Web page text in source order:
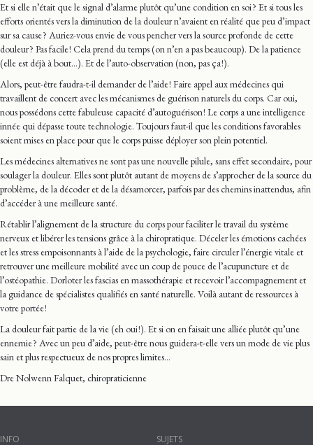
Et si elle n’était que le signal d’alarme plutôt qu’une condition en soi ? Et si tous les
efforts orientés vers la diminution de la douleur n’avaient en réalité que peu d’impact
sur sa cause ? Auriez-vous envie de vous pencher vers la source profonde de cette
douleur ? Pas facile ! Cela prend du temps (on n’en a pas beaucoup). De la patience
(elle est déjà à bout…). Et de l’auto-observation (non, pas ça !).
Alors, peut-être faudra-t-il demander de l’aide ! Faire appel aux médecines qui
travaillent de concert avec les mécanismes de guérison naturels du corps. Car oui,
nous possédons cette fabuleuse capacité d’autoguérison ! Le corps a une intelligence
innée qui dépasse toute technologie. Toujours faut-il que les conditions favorables
soient mises en place pour que le corps puisse déployer son plein potentiel.
Les médecines alternatives ne sont pas une nouvelle pilule, sans effet secondaire, pour
soulager la douleur. Elles sont plutôt autant de moyens de s’approcher de la source du
problème, de la décoder et de la désamorcer, parfois par des chemins inattendus, afin
d’accéder à une meilleure santé.
Rétablir l’alignement de la structure du corps pour faciliter le travail du système
nerveux et libérer les tensions grâce à la chiropratique. Déceler les émotions cachées
et les stress empoisonnants à l’aide de la psychologie, faire circuler l’énergie vitale et
retrouver une meilleure mobilité avec un coup de pouce de l’acupuncture et de
l’ostéopathie. Dorloter les fascias en massothérapie et recevoir l’accompagnement et
la guidance de spécialistes qualifiés en santé naturelle. Voilà autant de ressources à
votre portée !
La douleur fait partie de la vie (eh oui !). Et si on en faisait une alliée plutôt qu’une
ennemie ? Avec un peu d’aide, peut-être nous guidera-t-elle vers un mode de vie plus
sain et plus respectueux de nos propres limites…
Dre Nolwenn Falquet, chiropraticienne
INFO SUJETS